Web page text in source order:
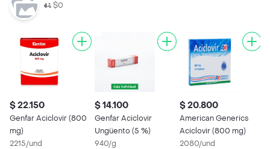
$0
$ 22.150
Genfar Aciclovir (800
mg)
2215/und
$ 14.100
Genfar Aciclovir
Ungüento (5 %)
940/g
$ 20.800
American Generics
Aciclovir (800 mg)
2080/und